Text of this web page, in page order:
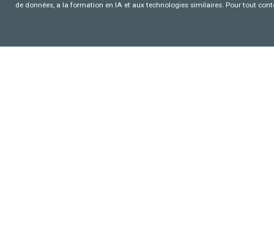
de données, a la formation en IA et aux technologies similaires. Pour tout